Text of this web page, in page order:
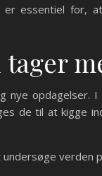
essentiel for,
opdagelser. I
de til at kigge
verden